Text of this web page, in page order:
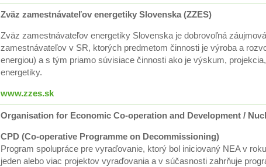
Zväz zamestnávateľov energetiky Slovenska (ZZES)
Zväz zamestnávateľov energetiky Slovenska je dobrovoľná
zamestnávateľov v SR, ktorých predmetom činnosti je výroba a
energiou) a s tým priamo súvisiace činnosti ako je výskum,
energetiky.
www.zzes.sk
Organisation for Economic Co-operation and Development /
CPD (Co-operative Programme on Decommissioning)
Program spolupráce pre vyraďovanie, ktorý bol iniciovaný NEA v
jeden alebo viac projektov vyraďovania a v súčasnosti zahrňuje